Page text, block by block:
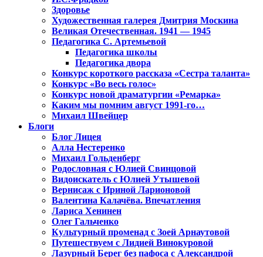
Здоровье
Художественная галерея Дмитрия Москина
Великая Отечественная. 1941 — 1945
Педагогика С. Артемьевой
Педагогика школы
Педагогика двора
Конкурс короткого рассказа «Сестра таланта»
Конкурс «Во весь голос»
Конкурс новой драматургии «Ремарка»
Каким мы помним август 1991-го…
Михаил Швейцер
Блоги
Блог Лицея
Алла Нестеренко
Михаил Гольденберг
Родословная с Юлией Свинцовой
Видоискатель с Юлией Утышевой
Вернисаж с Ириной Ларионовой
Валентина Калачёва. Впечатления
Лариса Хенинен
Олег Гальченко
Культурный променад с Зоей Арнаутовой
Путешествуем с Лидией Винокуровой
Лазурный Берег без пафоса с Александрой